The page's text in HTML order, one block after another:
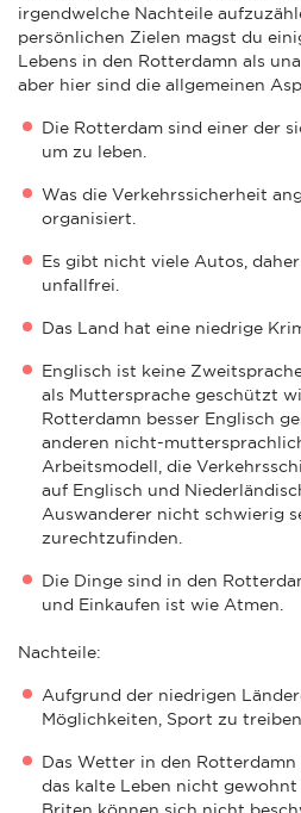
irgendwelche Nachteile
persönlichen Zielen magst du
Lebens in den Rotterdamn als
aber hier sind die allgemeinen
Die Rotterdam sind einer der
um zu leben.
Was die Verkehrssicherheit
organisiert.
Es gibt nicht viele Autos,
unfallfrei.
Das Land hat eine niedrige
Englisch ist keine
als Muttersprache geschützt
Rotterdamn besser Englisch
anderen nicht-
Arbeitsmodell, die
auf Englisch und
Auswanderer nicht schwierig
zurechtzufinden.
Die Dinge sind in den
und Einkaufen ist wie Atmen.
Nachteile:
Aufgrund der niedrigen
Möglichkeiten, Sport zu treiben.
Das Wetter in den
das kalte Leben nicht
Briten können sich nicht